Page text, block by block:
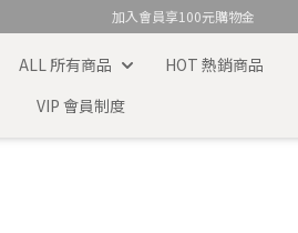
加入會員享100元購物金
ALL 所有商品 HOT 熱銷商品
VIP 會員制度